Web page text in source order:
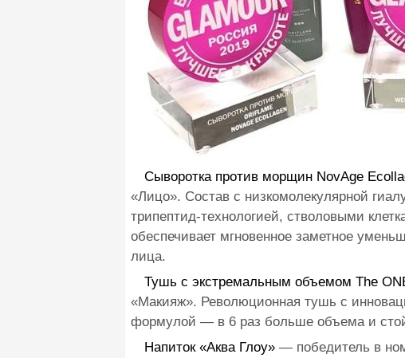
Сыворотка против морщин NovAge
«Лицо». Состав с низкомолекулярной
трипептид-технологией, стволовыми
обеспечивает мгновенное заметное
лица.
Тушь с экстремальным объемом The
«Макияж». Революционная тушь с
формулой — в 6 раз больше объема и
Напиток «Аква Глоу» — победитель в